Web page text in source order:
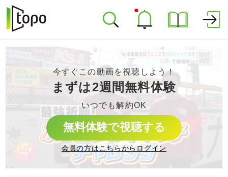
今すぐこの動画を視聴しよう！
まずは2週間無料体験
いつでも解約OK
無料体験で視聴する
会員の方はこちらからログイン